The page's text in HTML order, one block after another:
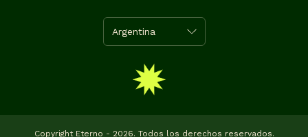
Copyright Eterno - 2026. Todos los derechos reservados.